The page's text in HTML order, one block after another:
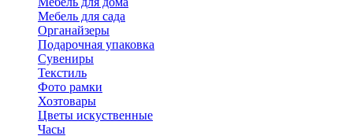
Мебель для сада
Органайзеры
Подарочная упаковка
Сувениры
Текстиль
Фото рамки
Хозтовары
Цветы искуственные
Часы